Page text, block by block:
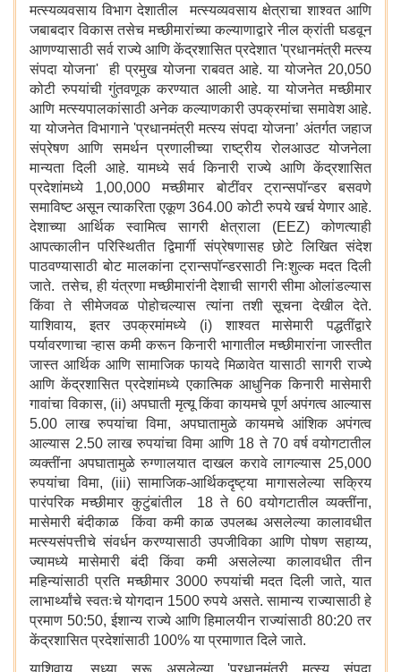
मत्स्यव्यवसाय विभाग देशातील मत्स्यव्यवसाय क्षेत्राचा शाश्वत आणि
जबाबदार विकास तसेच मच्छीमारांच्या कल्याणाद्वारे नील क्रांती घडवून
आणण्यासाठी सर्व राज्ये आणि केंद्रशासित प्रदेशात 'प्रधानमंत्री मत्स्य
संपदा योजना' ही प्रमुख योजना राबवत आहे. या योजनेत 20,050
कोटी रुपयांची गुंतवणूक करण्यात आली आहे. या योजनेत मच्छीमार
आणि मत्स्यपालकांसाठी अनेक कल्याणकारी उपक्रमांचा समावेश आहे.
या योजनेत विभागाने 'प्रधानमंत्री मत्स्य संपदा योजना’ अंतर्गत जहाज
संप्रेषण आणि समर्थन प्रणालीच्या राष्ट्रीय रोलआउट योजनेला
मान्यता दिली आहे. यामध्ये सर्व किनारी राज्ये आणि केंद्रशासित
प्रदेशांमध्ये 1,00,000 मच्छीमार बोटींवर ट्रान्सपॉन्डर बसवणे
समाविष्ट असून त्याकरिता एकूण 364.00 कोटी रुपये खर्च येणार आहे.
देशाच्या आर्थिक स्वामित्व सागरी क्षेत्राला (EEZ) कोणत्याही
आपत्कालीन परिस्थितीत द्विमार्गी संप्रेषणासह छोटे लिखित संदेश
पाठवण्यासाठी बोट मालकांना ट्रान्सपॉन्डरसाठी निःशुल्क मदत दिली
जाते. तसेच, ही यंत्रणा मच्छीमारांनी देशाची सागरी सीमा ओलांडल्यास
किंवा ते सीमेजवळ पोहोचल्यास त्यांना तशी सूचना देखील देते.
याशिवाय, इतर उपक्रमांमध्ये (i) शाश्वत मासेमारी पद्धतींद्वारे
पर्यावरणाचा ऱ्हास कमी करून किनारी भागातील मच्छीमारांना जास्तीत
जास्त आर्थिक आणि सामाजिक फायदे मिळावेत यासाठी सागरी राज्ये
आणि केंद्रशासित प्रदेशांमध्ये एकात्मिक आधुनिक किनारी मासेमारी
गावांचा विकास, (ii) अपघाती मृत्यू किंवा कायमचे पूर्ण अपंगत्व आल्यास
5.00 लाख रुपयांचा विमा, अपघातामुळे कायमचे आंशिक अपंगत्व
आल्यास 2.50 लाख रुपयांचा विमा आणि 18 ते 70 वर्ष वयोगटातील
व्यक्तींना अपघातामुळे रुग्णालयात दाखल करावे लागल्यास 25,000
रुपयांचा विमा, (iii) सामाजिक-आर्थिकदृष्ट्या मागासलेल्या सक्रिय
पारंपरिक मच्छीमार कुटुंबांतील 18 ते 60 वयोगटातील व्यक्तींना,
मासेमारी बंदीकाळ किंवा कमी काळ उपलब्ध असलेल्या कालावधीत
मत्स्यसंपत्तीचे संवर्धन करण्यासाठी उपजीविका आणि पोषण सहाय्य,
ज्यामध्ये मासेमारी बंदी किंवा कमी असलेल्या कालावधीत तीन
महिन्यांसाठी प्रति मच्छीमार 3000 रुपयांची मदत दिली जाते, यात
लाभार्थ्यांचे स्वतःचे योगदान 1500 रुपये असते. सामान्य राज्यासाठी हे
प्रमाण 50:50, ईशान्य राज्ये आणि हिमालयीन राज्यांसाठी 80:20 तर
केंद्रशासित प्रदेशांसाठी 100% या प्रमाणात दिले जाते.